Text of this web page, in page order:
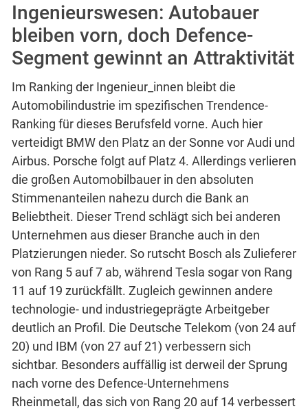
Ingenieurswesen: Autobauer
bleiben vorn, doch Defence-
Segment gewinnt an Attraktivität
Im Ranking der Ingenieur_innen bleibt die
Automobilindustrie im spezifischen Trendence-
Ranking für dieses Berufsfeld vorne. Auch hier
verteidigt BMW den Platz an der Sonne vor Audi und
Airbus. Porsche folgt auf Platz 4. Allerdings verlieren
die großen Automobilbauer in den absoluten
Stimmenanteilen nahezu durch die Bank an
Beliebtheit. Dieser Trend schlägt sich bei anderen
Unternehmen aus dieser Branche auch in den
Platzierungen nieder. So rutscht Bosch als Zulieferer
von Rang 5 auf 7 ab, während Tesla sogar von Rang
11 auf 19 zurückfällt. Zugleich gewinnen andere
technologie- und industriegeprägte Arbeitgeber
deutlich an Profil. Die Deutsche Telekom (von 24 auf
20) und IBM (von 27 auf 21) verbessern sich
sichtbar. Besonders auffällig ist derweil der Sprung
nach vorne des Defence-Unternehmens
Rheinmetall, das sich von Rang 20 auf 14 verbessert